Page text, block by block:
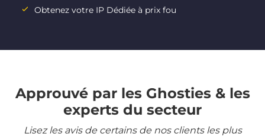
Obtenez votre IP Dédiée à prix fou
Approuvé par les Ghosties & les
experts du secteur
Lisez les avis de certains de nos clients les plus